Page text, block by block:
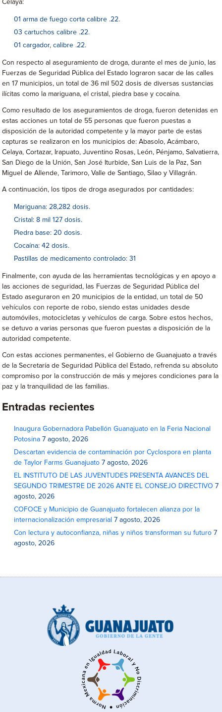
Celaya:
01 arma de fuego corta calibre .22.
03 cartuchos calibre .22.
01 cargador, calibre .22.
Con respecto al aseguramiento de droga, durante el mes de junio, las
Fuerzas de Seguridad Pública del Estado lograron sacar de las calles
en 17 municipios, un total de 36 mil 502 dosis de diversas sustancias
ilícitas como la mariguana, el cristal, piedra base y cocaína.
Como resultado de los aseguramientos de droga, fueron detenidas en
estas acciones un total de 55 personas que fueron puestas a
disposición de la autoridad competente y la mayor parte de estas
capturas se realizaron en los municipios de: Abasolo, Acámbaro,
Celaya, Cortazar, Irapuato, Juventino Rosas, León, Pénjamo, Salvatierra,
San Diego de la Unión, San José Iturbide, San Luis de la Paz, San
Miguel de Allende, Tarimoro, Valle de Santiago, Silao y Villagrán.
A continuación, los tipos de droga asegurados por cantidades:
Mariguana: 28,282 dosis.
Cristal: 8 mil 127 dosis.
Piedra base: 20 dosis.
Cocaína: 42 dosis.
Pastillas de medicamento controlado: 31
Finalmente, con ayuda de las herramientas tecnológicas y en apoyo a
las acciones de seguridad, las Fuerzas de Seguridad Pública del
Estado aseguraron en 20 municipios de la entidad, un total de 50
vehículos con reporte de robo, siendo estas unidades desde
automóviles, motocicletas y vehículos de carga. Sobre estos hechos,
se detuvo a varias personas que fueron puestas a disposición de la
autoridad competente.
Con estas acciones permanentes, el Gobierno de Guanajuato a través
de la Secretaría de Seguridad Pública del Estado, refrenda su absoluto
compromiso por la construcción de más y mejores condiciones para la
paz y la tranquilidad de las familias.
Entradas recientes
Inaugura Gobernadora Pabellón Guanajuato en la Feria Nacional
Potosina 7 agosto, 2026
Descartan evidencia de contaminación por Cyclospora en planta
de Taylor Farms Guanajuato 7 agosto, 2026
EL INSTITUTO DE LAS JUVENTUDES PRESENTA AVANCES DEL
SEGUNDO TRIMESTRE DE 2026 ANTE EL CONSEJO DIRECTIVO 7
agosto, 2026
COFOCE y Municipio de Guanajuato fortalecen alianza por la
internacionalización empresarial 7 agosto, 2026
Con lectura y autoconfianza, niñas y niños transforman su futuro 7
agosto, 2026